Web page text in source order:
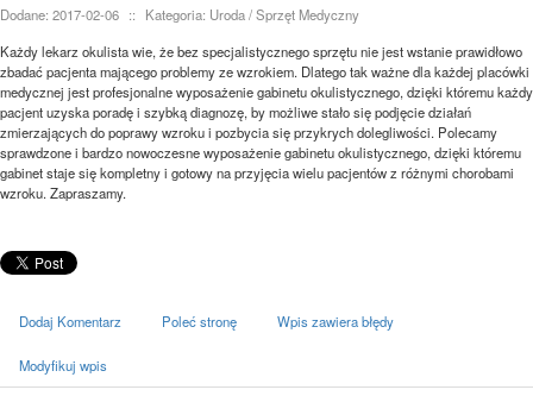
Dodane: 2017-02-06 ::
Kategoria: Uroda / Sprzęt Medyczny
Każdy lekarz okulista wie, że bez specjalistycznego sprzętu nie jest wstanie prawidłowo
zbadać pacjenta mającego problemy ze wzrokiem. Dlatego tak ważne dla każdej placówki
medycznej jest profesjonalne wyposażenie gabinetu okulistycznego, dzięki któremu każdy
pacjent uzyska poradę i szybką diagnozę, by możliwe stało się podjęcie działań
zmierzających do poprawy wzroku i pozbycia się przykrych dolegliwości. Polecamy
sprawdzone i bardzo nowoczesne wyposażenie gabinetu okulistycznego, dzięki któremu
gabinet staje się kompletny i gotowy na przyjęcia wielu pacjentów z różnymi chorobami
wzroku. Zapraszamy.
Dodaj Komentarz Poleć stronę Wpis zawiera błędy
Modyfikuj wpis